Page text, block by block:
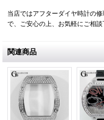
当店ではアフターダイヤ時計の
で、ご安心の上、お気軽にご相談
関連商品